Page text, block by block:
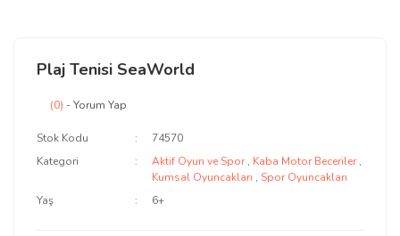
Plaj Tenisi SeaWorld
(0) - Yorum Yap
Stok Kodu
74570
Kategori
Aktif Oyun ve Spor , Kaba Motor Beceriler ,
Kumsal Oyuncakları , Spor Oyuncakları
Yaş
6+